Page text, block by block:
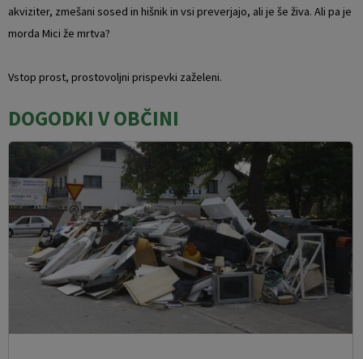
akviziter, zmešani sosed in hišnik in vsi preverjajo, ali je še živa. Ali pa je
morda Mici že mrtva?
Vstop prost, prostovoljni prispevki zaželeni.
DOGODKI V OBČINI